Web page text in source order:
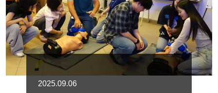
2025.09.06